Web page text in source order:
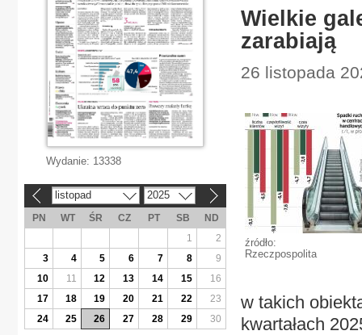
Wielkie
zarabiają
26 listopada
źródło:
Rzeczpospolita
w takich
kwartałach
Wydanie: 13338
listopad 2025
PN WT ŚR CZ PT SB
ND
1
2
3
4 5 6 7 8
9
10
11 12 13 14 15
16
17
18 19 20 21 22
23
24
25 26 27 28 29 30